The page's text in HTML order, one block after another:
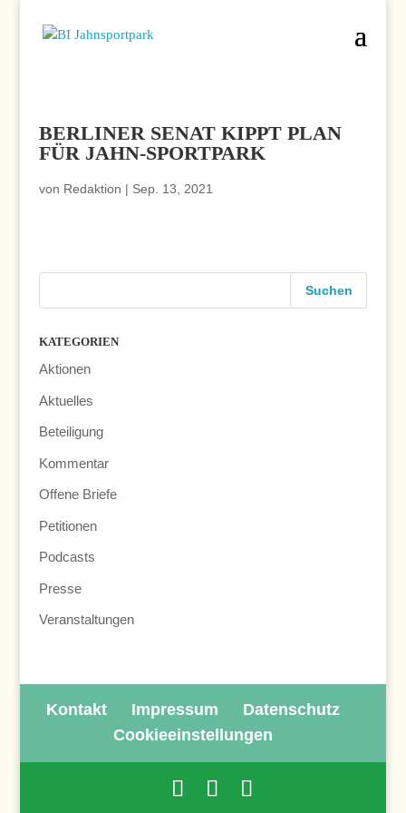
BERLINER SENAT KIPPT PLAN
FÜR JAHN-SPORTPARK
von Redaktion | Sep. 13, 2021
KATEGORIEN
Aktionen
Aktuelles
Beteiligung
Kommentar
Offene Briefe
Petitionen
Podcasts
Presse
Veranstaltungen
Kontakt Impressum
Datenschutz
Cookieeinstellungen